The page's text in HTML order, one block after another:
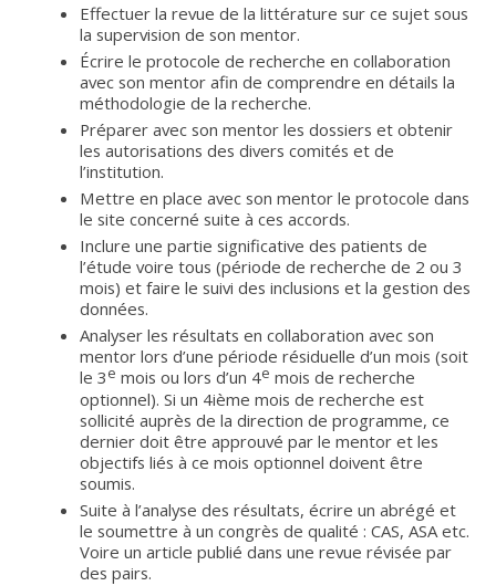
Effectuer la revue de la littérature sur ce sujet sous
la supervision de son mentor.
Écrire le protocole de recherche en collaboration
avec son mentor afin de comprendre en détails la
méthodologie de la recherche.
Préparer avec son mentor les dossiers et obtenir
les autorisations des divers comités et de
l’institution.
Mettre en place avec son mentor le protocole dans
le site concerné suite à ces accords.
Inclure une partie significative des patients de
l’étude voire tous (période de recherche de 2 ou 3
mois) et faire le suivi des inclusions et la gestion des
données.
Analyser les résultats en collaboration avec son
mentor lors d’une période résiduelle d’un mois (soit
le 3e mois ou lors d’un 4e mois de recherche
optionnel). Si un 4ième mois de recherche est
sollicité auprès de la direction de programme, ce
dernier doit être approuvé par le mentor et les
objectifs liés à ce mois optionnel doivent être
soumis.
Suite à l’analyse des résultats, écrire un abrégé et
le soumettre à un congrès de qualité : CAS, ASA etc.
Voire un article publié dans une revue révisée par
des pairs.